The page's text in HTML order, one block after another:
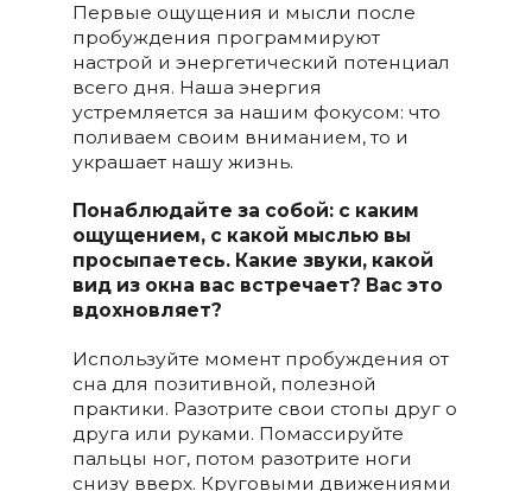
Первые ощущения и мысли после
пробуждения программируют
настрой и энергетический потенциал
всего дня. Наша энергия
устремляется за нашим фокусом: что
поливаем своим вниманием, то и
украшает нашу жизнь.
Понаблюдайте за собой: с каким
ощущением, с какой мыслью вы
просыпаетесь. Какие звуки, какой
вид из окна вас встречает? Вас это
вдохновляет?
Используйте момент пробуждения от
сна для позитивной, полезной
практики. Разотрите свои стопы друг о
друга или руками. Помассируйте
пальцы ног, потом разотрите ноги
снизу вверх. Круговыми движениями